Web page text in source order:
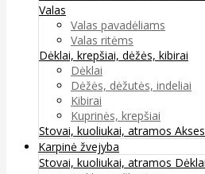
Valas
Valas pavadėliams
Valas ritėms
Dėklai, krepšiai, dėžės, kibirai
Dėklai
Dėžės, dėžutės, indeliai
Kibirai
Kuprinės, krepšiai
Stovai, kuoliukai, atramos
Karpinė žvejyba
Stovai, kuoliukai, atramos